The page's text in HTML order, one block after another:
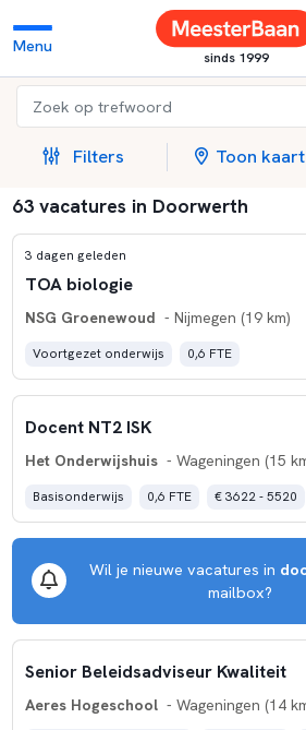
Menu
sinds 1999
Filters Toon kaart
63 vacatures in Doorwerth
3 dagen geleden
TOA biologie
NSG Groenewoud - Nijmegen (19 km)
Voortgezet onderwijs 0,6 FTE
Docent NT2 ISK
Het Onderwijshuis - Wageningen (15
Basisonderwijs 0,6 FTE € 3622 - 5520
Wil je nieuwe vacatures in
mailbox?
Senior Beleidsadviseur Kwaliteit
Aeres Hogeschool - Wageningen (14